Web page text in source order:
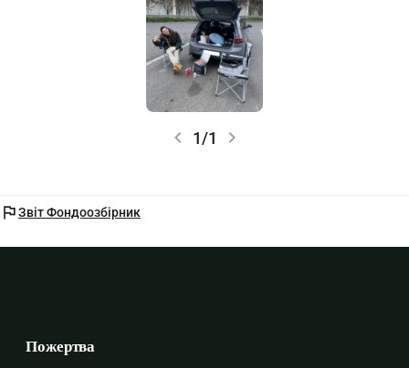
chevron_left 1/1 chevron_right
flagЗвіт Фондоозбірник
Пожертва